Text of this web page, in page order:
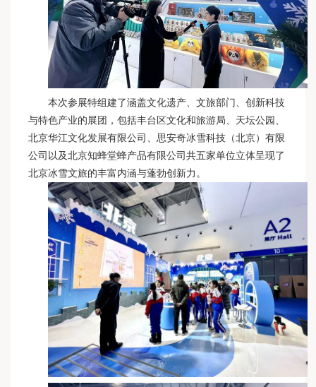
本次参展特组建了涵盖文化遗产、文旅部门、创新科技
与特色产业的展团，包括丰台区文化和旅游局、天坛公园、
北京华江文化发展有限公司、思安奇冰雪科技（北京）有限
公司以及北京知蜂堂蜂产品有限公司共五家单位立体呈现了
北京冰雪文旅的丰富内涵与蓬勃创新力。